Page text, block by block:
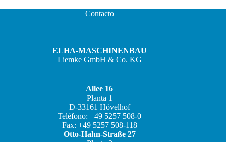
Contacto
ELHA-MASCHINENBAU
Liemke GmbH & Co. KG
Allee 16
Planta 1
D-33161 Hövelhof
Teléfono: +49 5257 508-0
Fax: +49 5257 508-118
Otto-Hahn-Straße 27